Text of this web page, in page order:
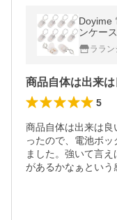
Doyime
ンケー
テリー
ララ
5
商品自体は出来は良
ったので、電池ボッ
ました。強いて言
があるかなぁという